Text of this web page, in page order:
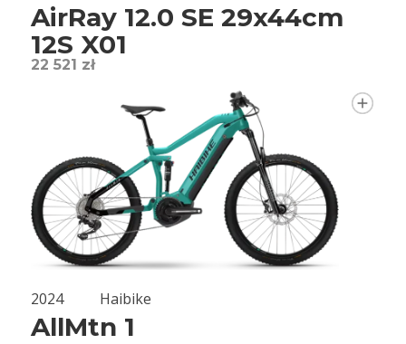
AirRay 12.0 SE 29x44cm
12S X01
22 521 zł
2024 Haibike
AllMtn 1